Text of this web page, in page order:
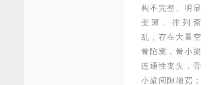
构不完整、明显
变薄、排列紊
乱，存在大量空
骨陷窝，骨小梁
连通性丧失，骨
小梁间隙增宽；